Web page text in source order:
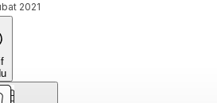
2021